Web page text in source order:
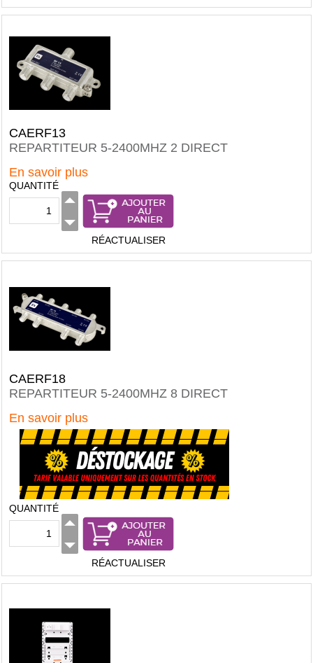
CAERF13
REPARTITEUR 5-2400MHZ 2 DIRECT
En savoir plus
QUANTITÉ
RÉACTUALISER
CAERF18
REPARTITEUR 5-2400MHZ 8 DIRECT
En savoir plus
QUANTITÉ
RÉACTUALISER